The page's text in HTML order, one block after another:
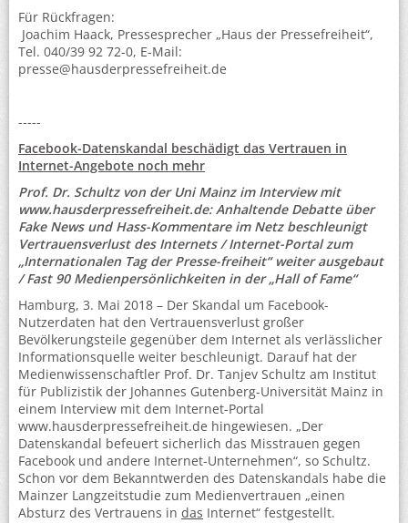
Für Rückfragen:
Joachim Haack, Pressesprecher „Haus der Pressefreiheit“,
Tel. 040/39 92 72-0, E-Mail:
presse@hausderpressefreiheit.de
-----
Facebook-Datenskandal beschädigt das Vertrauen in
Internet-Angebote noch mehr
Prof. Dr. Schultz von der Uni Mainz im Interview mit
www.hausderpressefreiheit.de: Anhaltende Debatte über
Fake News und Hass-Kommentare im Netz beschleunigt
Vertrauensverlust des Internets / Internet-Portal zum
„Internationalen Tag der Presse-freiheit“ weiter ausgebaut
/ Fast 90 Medienpersönlichkeiten in der „Hall of Fame“
Hamburg, 3. Mai 2018 – Der Skandal um Facebook-
Nutzerdaten hat den Vertrauensverlust großer
Bevölkerungsteile gegenüber dem Internet als verlässlicher
Informationsquelle weiter beschleunigt. Darauf hat der
Medienwissenschaftler Prof. Dr. Tanjev Schultz am Institut
für Publizistik der Johannes Gutenberg-Universität Mainz in
einem Interview mit dem Internet-Portal
www.hausderpressefreiheit.de hingewiesen. „Der
Datenskandal befeuert sicherlich das Misstrauen gegen
Facebook und andere Internet-Unternehmen“, so Schultz.
Schon vor dem Bekanntwerden des Datenskandals habe die
Mainzer Langzeitstudie zum Medienvertrauen „einen
Absturz des Vertrauens in das Internet“ festgestellt.